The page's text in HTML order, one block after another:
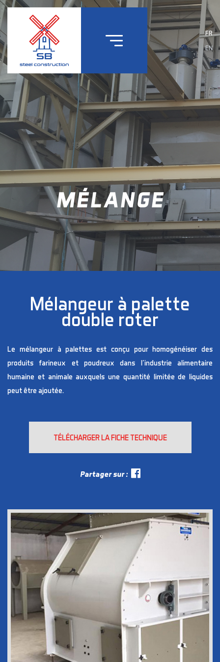
FR
EN
MÉLANGE
Mélangeur à palette
double roter
Le mélangeur à palettes est conçu pour homogénéiser des
produits farineux et poudreux dans l'industrie alimentaire
humaine et animale auxquels une quantité limitée de liquides
peut être ajoutée.
Partager sur :